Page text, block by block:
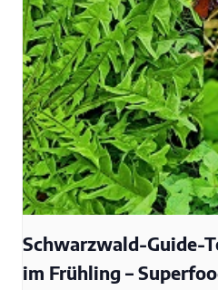
Schwarzwald-Guide-
im Frühling –